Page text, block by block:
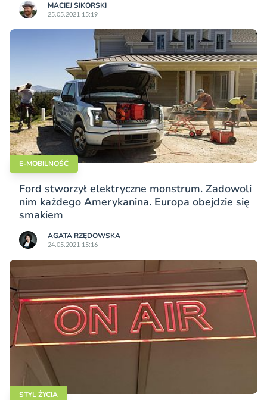
MACIEJ SIKORSKI
25.05.2021 15:19
E-MOBILNOŚĆ
Ford stworzył elektryczne monstrum. Zadowoli
nim każdego Amerykanina. Europa obejdzie się
smakiem
AGATA RZĘDOWSKA
24.05.2021 15:16
STYL ŻYCIA